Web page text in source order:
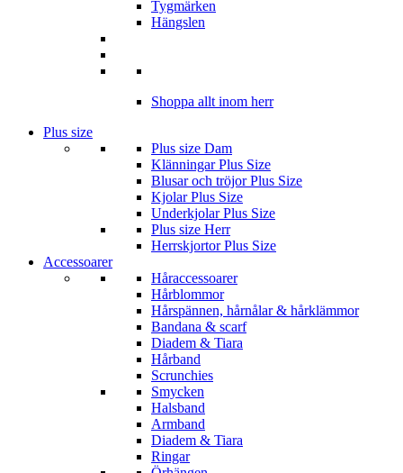
Tygmärken
Hängslen
Shoppa allt inom herr
Plus size
Plus size Dam
Klänningar Plus Size
Blusar och tröjor Plus Size
Kjolar Plus Size
Underkjolar Plus Size
Plus size Herr
Herrskjortor Plus Size
Accessoarer
Håraccessoarer
Hårblommor
Hårspännen, hårnålar & hårklämmor
Bandana & scarf
Diadem & Tiara
Hårband
Scrunchies
Smycken
Halsband
Armband
Diadem & Tiara
Ringar